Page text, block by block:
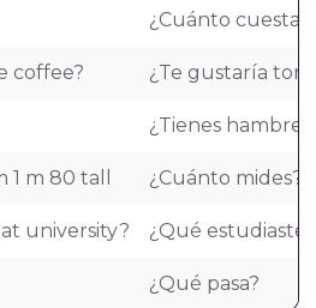
¿Cuánto cuesta?
coffee? ¿Te gustaría
¿Tienes hambre?
1 m 80 tall ¿Cuánto mides?
university? ¿Qué estudiaste
¿Qué pasa?